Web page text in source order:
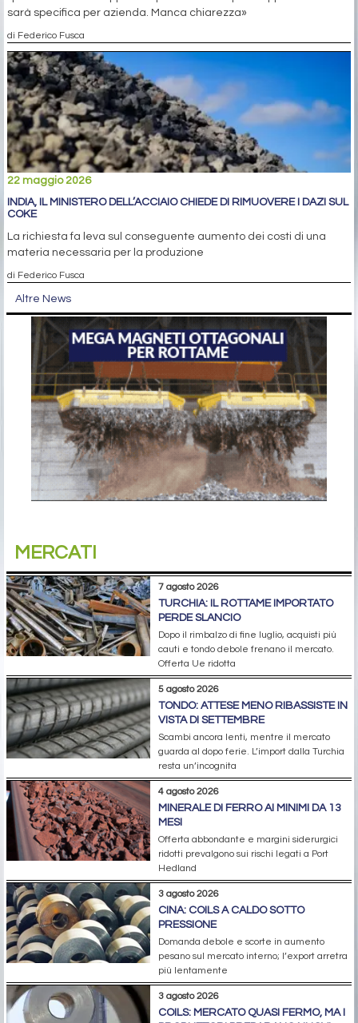
sarà specifica per azienda. Manca chiarezza»
di Federico Fusca
22 maggio 2026
INDIA, IL MINISTERO DELL’ACCIAIO CHIEDE DI RIMUOVERE I DAZI SUL
COKE
La richiesta fa leva sul conseguente aumento dei costi di una
materia necessaria per la produzione
di Federico Fusca
Altre News
MERCATI
7 agosto 2026
TURCHIA: IL ROTTAME IMPORTATO
PERDE SLANCIO
Dopo il rimbalzo di fine luglio, acquisti più
cauti e tondo debole frenano il mercato.
Offerta Ue ridotta
5 agosto 2026
TONDO: ATTESE MENO RIBASSISTE IN
VISTA DI SETTEMBRE
Scambi ancora lenti, mentre il mercato
guarda al dopo ferie. L’import dalla Turchia
resta un’incognita
4 agosto 2026
MINERALE DI FERRO AI MINIMI DA 13
MESI
Offerta abbondante e margini siderurgici
ridotti prevalgono sui rischi legati a Port
Hedland
3 agosto 2026
CINA: COILS A CALDO SOTTO
PRESSIONE
Domanda debole e scorte in aumento
pesano sul mercato interno; l’export arretra
più lentamente
3 agosto 2026
COILS: MERCATO QUASI FERMO, MA I